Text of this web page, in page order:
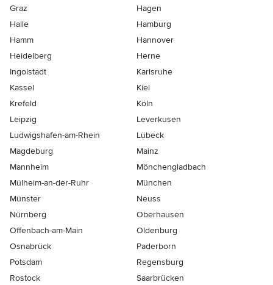
Graz
Hagen
Halle
Hamburg
Hamm
Hannover
Heidelberg
Herne
Ingolstadt
Karlsruhe
Kassel
Kiel
Krefeld
Köln
Leipzig
Leverkusen
Ludwigshafen-am-Rhein
Lübeck
Magdeburg
Mainz
Mannheim
Mönchen­gladbach
Mülheim-an-der-Ruhr
München
Münster
Neuss
Nürnberg
Oberhausen
Offenbach-am-Main
Oldenburg
Osnabrück
Paderborn
Potsdam
Regensburg
Rostock
Saarbrücken